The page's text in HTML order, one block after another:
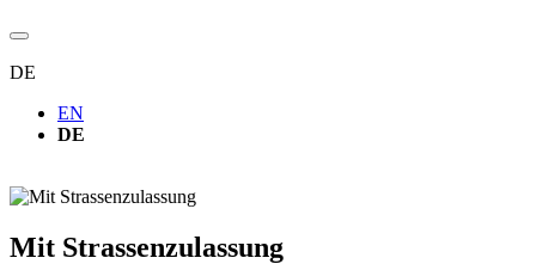
DE
EN
DE
Mit Strassenzulassung